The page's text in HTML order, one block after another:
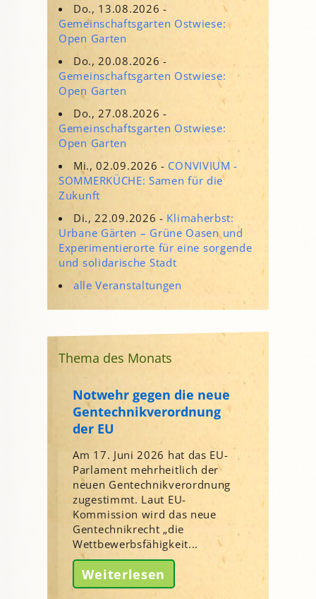
Do., 13.08.2026 -
Gemeinschaftsgarten Ostwiese:
Open Garten
Do., 20.08.2026 -
Gemeinschaftsgarten Ostwiese:
Open Garten
Do., 27.08.2026 -
Gemeinschaftsgarten Ostwiese:
Open Garten
Mi., 02.09.2026 - CONVIVIUM -
SOMMERKÜCHE: Samen für die
Zukunft
Di., 22.09.2026 - Klimaherbst:
Urbane Gärten – Grüne Oasen und
Experimentierorte für eine sorgende
und solidarische Stadt
alle Veranstaltungen
Thema des Monats
Notwehr gegen die neue
Gentechnikverordnung
der EU
Am 17. Juni 2026 hat das EU-
Parlament mehrheitlich der
neuen Gentechnikverordnung
zugestimmt. Laut EU-
Kommission wird das neue
Gentechnikrecht „die
Wettbewerbsfähigkeit...
Weiterlesen